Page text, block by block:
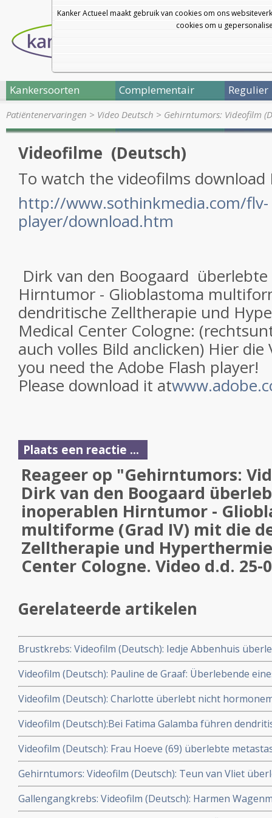
Kanker Actueel maakt gebruik van cookies om ons
cookies om u
Kankersoorten Complementair Regulier
Patiëntenervaringen > Video Deutsch > Gehirntumors: Videofilm
Videofilme (Deutsch)
To watch the videofilms download
http://www.sothinkmedia.com/flv-
player/download.htm
Dirk van den Boogaard
Hirntumor - Glioblastoma
dendritische Zelltherapie und
Medical Center Cologne:
auch volles Bild anclicken) Hier die
you need the Adobe Flash player!
Please download it at
Plaats een reactie ...
Reageer op "Gehirntumors:
Dirk van den Boogaard
inoperablen Hirntumor -
multiforme (Grad IV) mit die
Zelltherapie und
Center Cologne. Video d.d. 25-
Gerelateerde artikelen
Brustkrebs: Videofilm (Deutsch): Iedje Abbenhuis
metastasierten Brustkrebs auf eine vor allem nicht-
dendritische Zelltherapie und Hyperthermie in des
Videofilm (Deutsch): Pauline de Graaf: Überlebende
metastasierten Rezidiv eines nicht hormonsensitiven
dendritische Zelltherapie und Hyperthermie in des
25-06-200
Videofilm (Deutsch): Charlotte überlebt nicht
IIIa) mit komplementärer Vorgehensweise: mit die
Hyperthermie und Akupunktur. Video d.d. 27-08-2009
Videofilm (Deutsch):Bei Fatima Galamba führen
Hyperthermie zur kompletten Remission eines
IV) mit Knochenmetastasen in des Medical Center
2009
Videofilm (Deutsch): Frau Hoeve (69) überlebte
hormonempfindlichen Brustkrebs (Grad IV) mit die
Hyperthermie in des Medical Center Cologne.
Gehirntumors: Videofilm (Deutsch): Teun van Vliet
Gehirntumors - Glioblastoma multiforme (Grad IV)mit
Hyperthermie in des Medical Center Cologne.
Gallengangkrebs: Videofilm (Deutsch): Harmen
Gallengangskrebs mit Metastasen in Leber und